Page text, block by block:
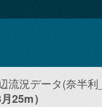
流況データ(奈半利
25m）